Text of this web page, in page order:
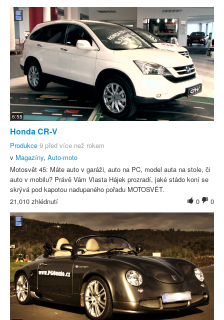
6:55
Honda CR-V
Produkce 9 před více než rokem
v Magazíny, Auto-moto
Motosvět 45: Máte auto v garáži, auto na PC, model auta na stole, či
auto v mobilu? Právě Vám Vlasta Hájek prozradí, jaké stádo koní se
skrývá pod kapotou nadupaného pořadu MOTOSVĚT.
0
0
21,010 zhlédnutí